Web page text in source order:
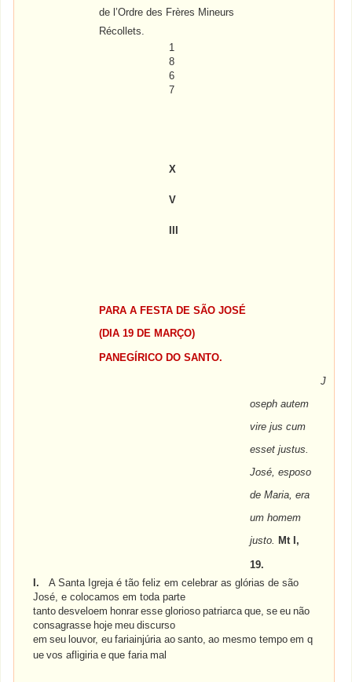
de l’Ordre des Frères Mineurs
Récollets.
1
8
6
7
X
V
III
PARA A FESTA DE SÃO JOSÉ
(DIA 19 DE MARÇO)
PANEGÍRICO DO SANTO.
J
oseph autem
vire jus cum
esset justus.
José, esposo
de Maria, era
um homem
justo. Mt I,
19.
I.
A Santa Igreja é tão feliz em celebrar as glórias de são
José, e colocamos em toda parte
tanto desveloem honrar esse glorioso patriarca que, se eu não
consagrasse hoje meu discurso
em seu louvor, eu fariainjúria ao santo, ao mesmo tempo em q
ue vos afligiria e que faria mal